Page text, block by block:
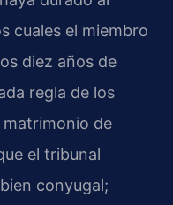
cuales el miembro
diez años de
regla de los
matrimonio de
el tribunal
conyugal;